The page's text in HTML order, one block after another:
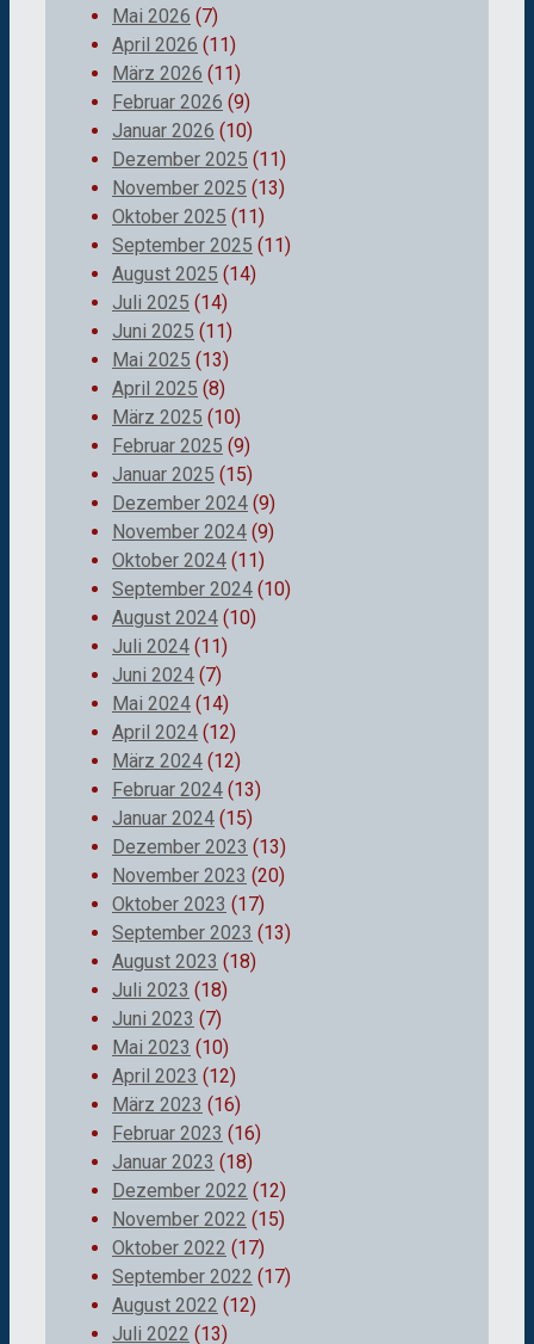
Mai 2026 (7)
April 2026 (11)
März 2026 (11)
Februar 2026 (9)
Januar 2026 (10)
Dezember 2025 (11)
November 2025 (13)
Oktober 2025 (11)
September 2025 (11)
August 2025 (14)
Juli 2025 (14)
Juni 2025 (11)
Mai 2025 (13)
April 2025 (8)
März 2025 (10)
Februar 2025 (9)
Januar 2025 (15)
Dezember 2024 (9)
November 2024 (9)
Oktober 2024 (11)
September 2024 (10)
August 2024 (10)
Juli 2024 (11)
Juni 2024 (7)
Mai 2024 (14)
April 2024 (12)
März 2024 (12)
Februar 2024 (13)
Januar 2024 (15)
Dezember 2023 (13)
November 2023 (20)
Oktober 2023 (17)
September 2023 (13)
August 2023 (18)
Juli 2023 (18)
Juni 2023 (7)
Mai 2023 (10)
April 2023 (12)
März 2023 (16)
Februar 2023 (16)
Januar 2023 (18)
Dezember 2022 (12)
November 2022 (15)
Oktober 2022 (17)
September 2022 (17)
August 2022 (12)
Juli 2022 (13)